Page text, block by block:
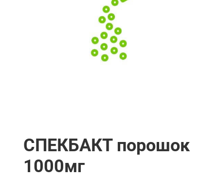
СПЕКБАКТ порошок
1000мг